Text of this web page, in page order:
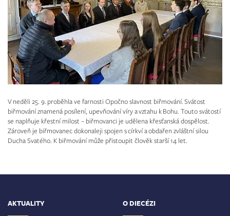
V neděli 25. 9. proběhla ve farnosti Opočno slavnost biřmování. Svátost
biřmování znamená posílení, upevňování víry a vztahu k Bohu. Touto svátostí
se naplňuje křestní milost – biřmovanci je udělena křesťanská dospělost.
Zároveň je biřmovanec dokonaleji spojen s církví a obdařen zvláštní silou
Ducha Svatého. K biřmování může přistoupit člověk starší 14 let.
AKTUALITY O DIECÉZI